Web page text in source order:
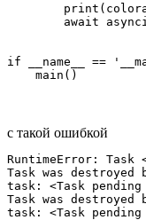
await
if __name__ ==
    main()
c такой ошибкой
RuntimeError: Task
Task was
task: <Task
Task was
task: <Task